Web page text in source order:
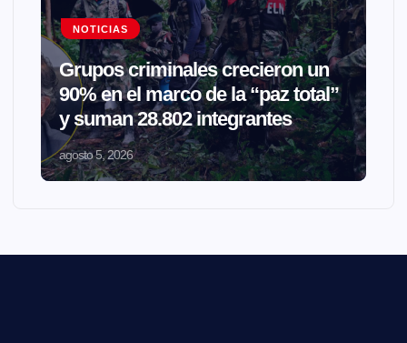
NOTICIAS
Grupos criminales crecieron un
90% en el marco de la “paz total”
y suman 28.802 integrantes
agosto 5, 2026